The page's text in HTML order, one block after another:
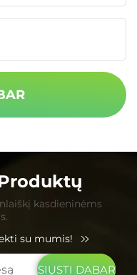
kasdieninėms
su mumis!
SIŲSTI DABAR